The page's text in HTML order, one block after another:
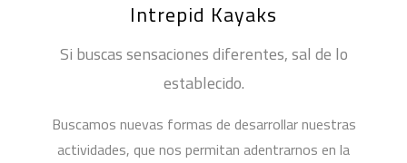
Intrepid Kayaks
Si buscas sensaciones diferentes, sal de lo
establecido.
Buscamos nuevas formas de desarrollar nuestras
actividades, que nos permitan adentrarnos en la